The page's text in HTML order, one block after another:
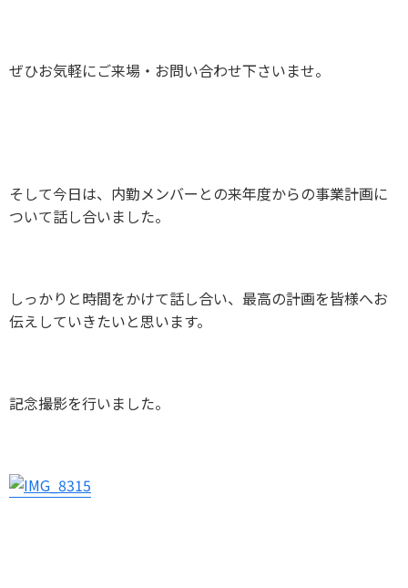
ぜひお気軽にご来場・お問い合わせ下さいませ。
そして今日は、内勤メンバーとの来年度からの事業計画に
ついて話し合いました。
しっかりと時間をかけて話し合い、最高の計画を皆様へお
伝えしていきたいと思います。
記念撮影を行いました。